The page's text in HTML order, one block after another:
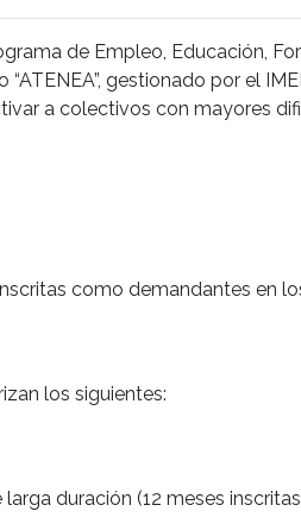
de Empleo, Educación,
gestionado por el
a colectivos con mayores
como demandantes en
los siguientes:
duración (12 meses